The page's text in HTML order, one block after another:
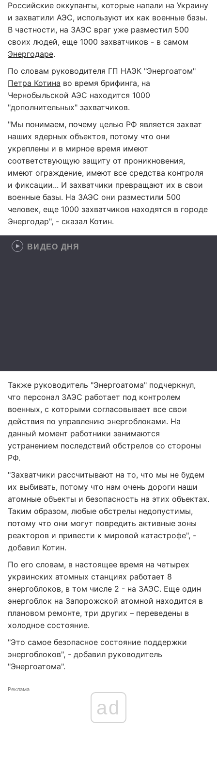
Российские оккупанты, которые напали на Украину
и захватили АЭС, используют их как военные базы.
В частности, на ЗАЭС враг уже разместил 500
своих людей, еще 1000 захватчиков - в самом
Энергодаре.
По словам руководителя ГП НАЭК "Энергоатом"
Петра Котина во время брифинга, на
Чернобыльской АЭС находится 1000
"дополнительных" захватчиков.
"Мы понимаем, почему целью РФ является захват
наших ядерных объектов, потому что они
укреплены и в мирное время имеют
соответствующую защиту от проникновения,
имеют ограждение, имеют все средства контроля
и фиксации... И захватчики превращают их в свои
военные базы. На ЗАЭС они разместили 500
человек, еще 1000 захватчиков находятся в городе
Энергодар", - сказал Котин.
ВИДЕО ДНЯ
Также руководитель "Энергоатома" подчеркнул,
что персонал ЗАЭС работает под контролем
военных, с которыми согласовывает все свои
действия по управлению энергоблоками. На
данный момент работники занимаются
устранением последствий обстрелов со стороны
РФ.
"Захватчики рассчитывают на то, что мы не будем
их выбивать, потому что нам очень дороги наши
атомные объекты и безопасность на этих объектах.
Таким образом, любые обстрелы недопустимы,
потому что они могут повредить активные зоны
реакторов и привести к мировой катастрофе", -
добавил Котин.
По его словам, в настоящее время на четырех
украинских атомных станциях работает 8
энергоблоков, в том числе 2 - на ЗАЭС. Еще один
энергоблок на Запорожской атомной находится в
плановом ремонте, три других – переведены в
холодное состояние.
"Это самое безопасное состояние поддержки
энергоблоков", - добавил руководитель
"Энергоатома".
Реклама
ad